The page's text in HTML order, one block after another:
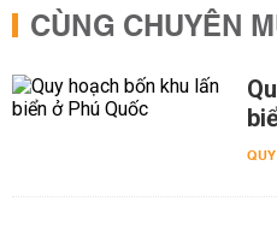
CÙNG CHUYÊN